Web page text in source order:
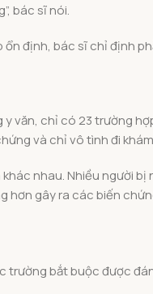
bác sĩ nói.
định, bác sĩ chỉ định
văn, chỉ có 23 trường
và chỉ vô tình đi
nhau. Nhiều người
hơn gây ra các biến
trường bắt buộc được